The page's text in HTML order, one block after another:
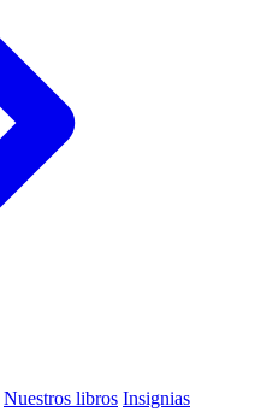
Nuestros libros Insignias